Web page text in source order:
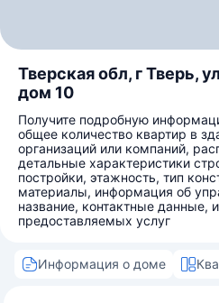
Тверская обл, г Тверь,
дом 10
Получите подробную
общее количество квартир в
организаций или компаний,
детальные характеристики
постройки, этажность, тип
материалы, информация об
название, контактные данные,
предоставляемых услуг
Информация о доме